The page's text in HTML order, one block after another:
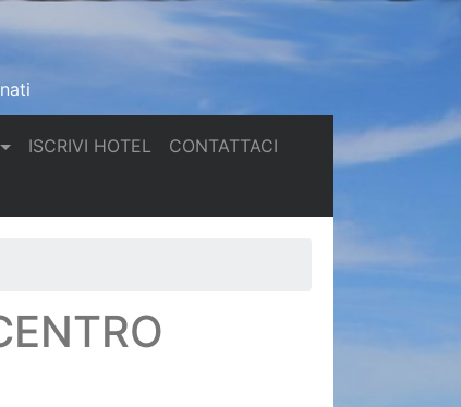
ISCRIVI HOTEL(current)
CONTATTACI(current)